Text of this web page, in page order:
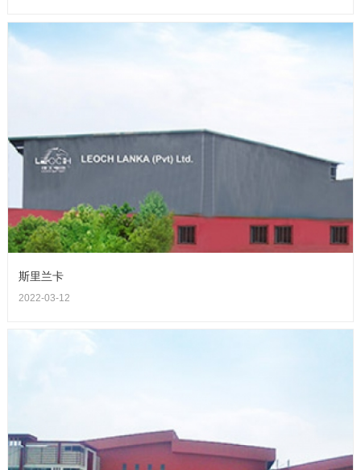
斯里兰卡
2022-03-12